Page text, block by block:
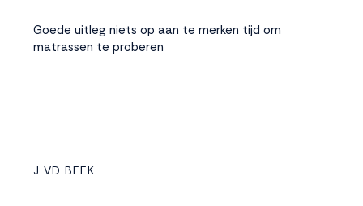
Goede uitleg niets op aan te merken tijd om
matrassen te proberen
J VD BEEK